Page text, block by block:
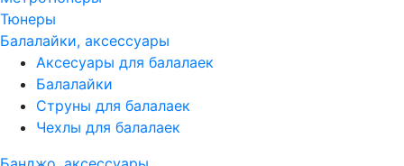
Тюнеры
Балалайки, аксессуары
Аксесуары для балалаек
Балалайки
Струны для балалаек
Чехлы для балалаек